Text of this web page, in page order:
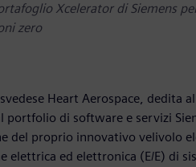
Xcelerator di Siemens
zero
Heart Aerospace, dedita
di software e servizi
del proprio innovativo velivolo
elettrica ed elettronica (E/E) di